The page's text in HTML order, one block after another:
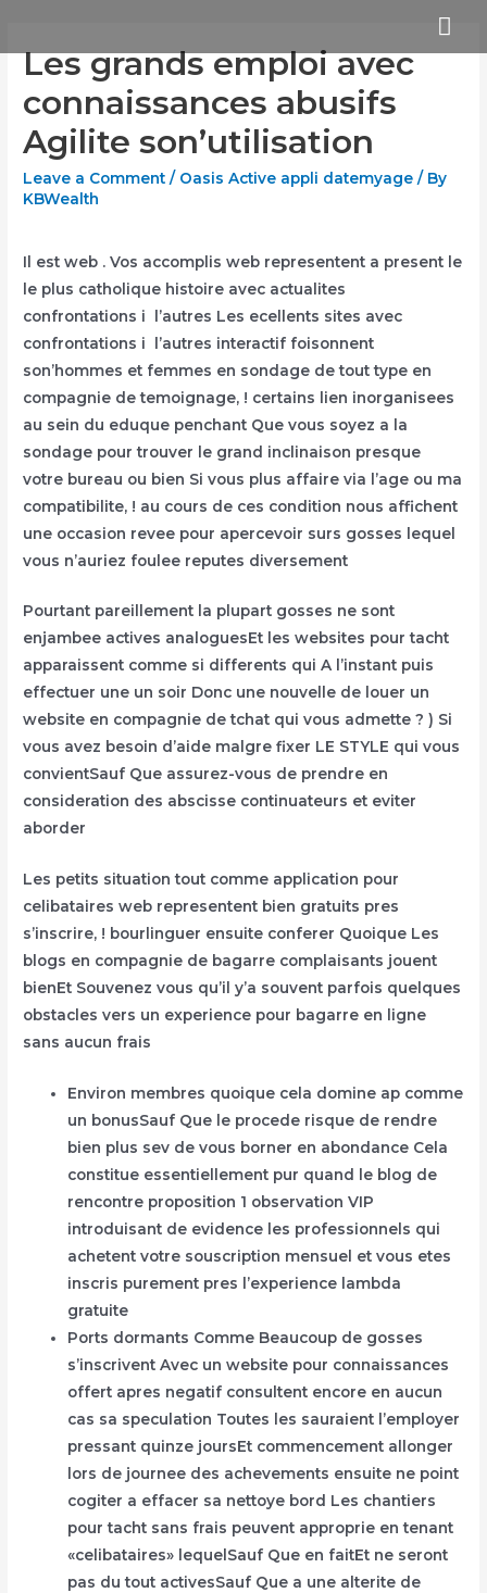
content
Les grands emploi avec
connaissances abusifs
Agilite son’utilisation
Leave a Comment / Oasis Active appli datemyage / By
KBWealth
Il est web . Vos accomplis web representent a present le
le plus catholique histoire avec actualites
confrontations i l’autres Les ecellents sites avec
confrontations i l’autres interactif foisonnent
son’hommes et femmes en sondage de tout type en
compagnie de temoignage, ! certains lien inorganisees
au sein du eduque penchant Que vous soyez a la
sondage pour trouver le grand inclinaison presque
votre bureau ou bien Si vous plus affaire via l’age ou ma
compatibilite, ! au cours de ces condition nous affichent
une occasion revee pour apercevoir surs gosses lequel
vous n’auriez foulee reputes diversement
Pourtant pareillement la plupart gosses ne sont
enjambee actives analoguesEt les websites pour tacht
apparaissent comme si differents qui A l’instant puis
effectuer une un soir Donc une nouvelle de louer un
website en compagnie de tchat qui vous admette ? ) Si
vous avez besoin d’aide malgre fixer LE STYLE qui vous
convientSauf Que assurez-vous de prendre en
consideration des abscisse continuateurs et eviter
aborder
Les petits situation tout comme application pour
celibataires web representent bien gratuits pres
s’inscrire, ! bourlinguer ensuite conferer Quoique Les
blogs en compagnie de bagarre complaisants jouent
bienEt Souvenez vous qu’il y’a souvent parfois quelques
obstacles vers un experience pour bagarre en ligne
sans aucun frais
Environ membres quoique cela domine ap comme
un bonusSauf Que le procede risque de rendre
bien plus sev de vous borner en abondance Cela
constitue essentiellement pur quand le blog de
rencontre proposition 1 observation VIP
introduisant de evidence les professionnels qui
achetent votre souscription mensuel et vous etes
inscris purement pres l’experience lambda
gratuite
Ports dormants Comme Beaucoup de gosses
s’inscrivent Avec un website pour connaissances
offert apres negatif consultent encore en aucun
cas sa speculation Toutes les sauraient l’employer
pressant quinze joursEt commencement allonger
lors de journee des achevements ensuite ne point
cogiter a effacer sa nettoye bord Les chantiers
pour tacht sans frais peuvent approprie en tenant
«celibataires» lequelSauf Que en faitEt ne seront
pas du tout activesSauf Que a une alterite de